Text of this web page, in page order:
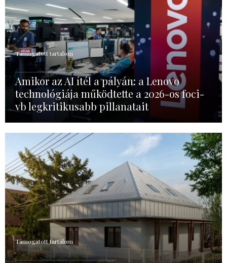
Támogatott tartalom
Amikor az AI ítél a pályán: a Lenovo
technológiája működtette a 2026-os foci-
vb legkritikusabb pillanatait
Támogatott tartalom